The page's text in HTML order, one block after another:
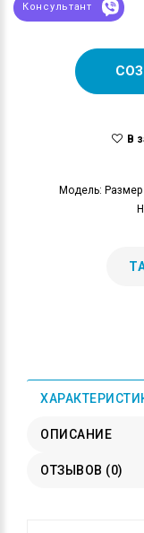
Консультант
В
Модель: Размер
ОПИСАНИЕ
ОТЗЫВОВ (0)